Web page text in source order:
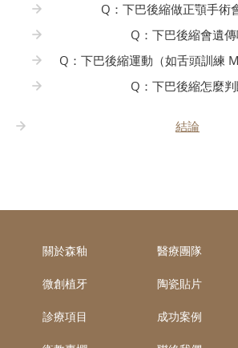
Q：下巴後縮做正顎手術
Q：下巴後縮會遺傳
Q：下巴後縮運動（如舌頭訓練
Q：下巴後縮怎麼判
結論
關於森釉 醫療團隊
微創植牙 陶瓷貼片
診療項目 成功案例